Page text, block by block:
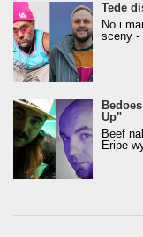
Tede
No i
sceny -
Up"
Beef
Eripe